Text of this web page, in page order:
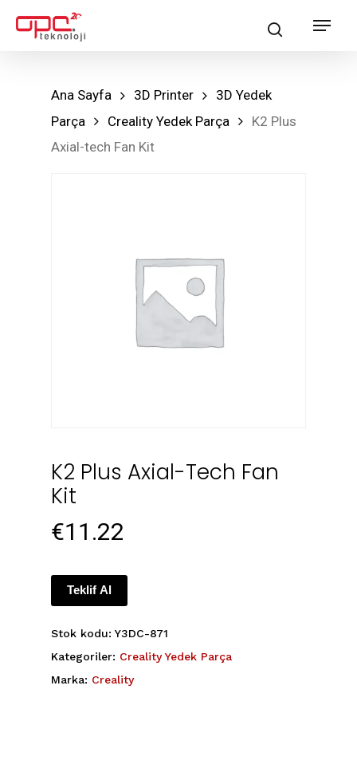
searchMenu
Ana Sayfa 3D Printer
3D Yedek
Parça
Creality Yedek Parça
K2 Plus
Axial-tech Fan Kit
K2 Plus Axial-Tech Fan
Kit
€11.22
Teklif Al
Stok kodu: Y3DC-871
Kategoriler: Creality Yedek Parça
Marka: Creality